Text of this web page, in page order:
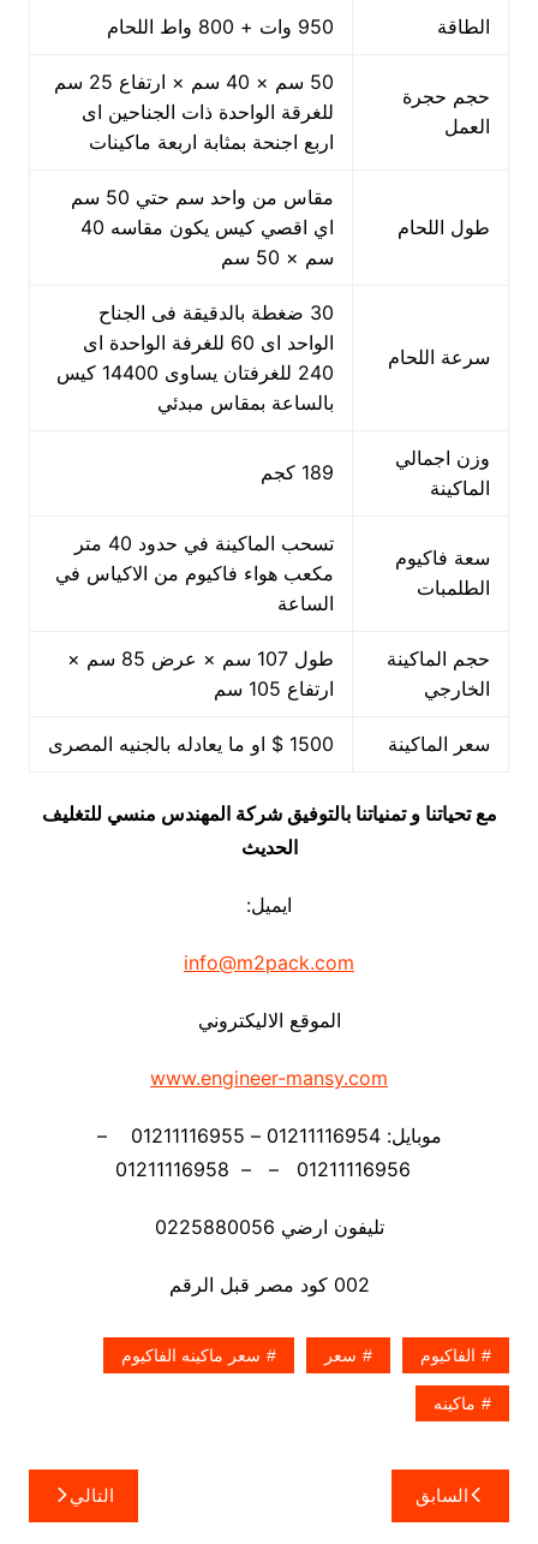
الطاقة 950 وات + 800 واط اللحام
حجم حجرة
العمل
50 سم × 40 سم × ارتفاع 25 سم
للغرقة الواحدة ذات الجناحين اى
اربع اجنحة بمثابة اربعة ماكينات
طول اللحام
مقاس من واحد سم حتي 50 سم
اي اقصي كيس يكون مقاسه 40
سم × 50 سم
سرعة اللحام
30 ضغطة بالدقيقة فى الجناح
الواحد اى 60 للغرفة الواحدة اى
240 للغرفتان يساوى 14400 كيس
بالساعة بمقاس مبدئي
وزن اجمالي
الماكينة
189 كجم
سعة فاكيوم
الطلمبات
تسحب الماكينة في حدود 40 متر
مكعب هواء فاكيوم من الاكياس في
الساعة
حجم الماكينة
الخارجي
طول 107 سم × عرض 85 سم ×
ارتفاع 105 سم
سعر الماكينة 1500 $ او ما يعادله بالجنيه المصرى
مع تحياتنا و تمنياتنا بالتوفيق شركة المهندس منسي للتغليف
الحديث
ايميل:
info@m2pack.com
الموقع الاليكتروني
www.engineer-mansy.com
موبايل: 01211116954 – 01211116955 –
تليفون ارضي 0225880056
002 كود مصر قبل الرقم
الفاكيوم سعر سعر ماكينه الفاكيوم
ماكينه
تصفّح
المقالات
السابق التالي